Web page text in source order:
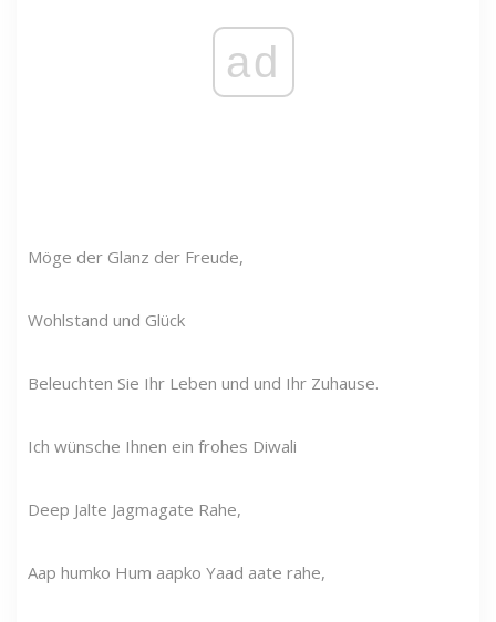
ad
Möge der Glanz der Freude,
Wohlstand und Glück
Beleuchten Sie Ihr Leben und und Ihr Zuhause.
Ich wünsche Ihnen ein frohes Diwali
Deep Jalte Jagmagate Rahe,
Aap humko Hum aapko Yaad aate rahe,